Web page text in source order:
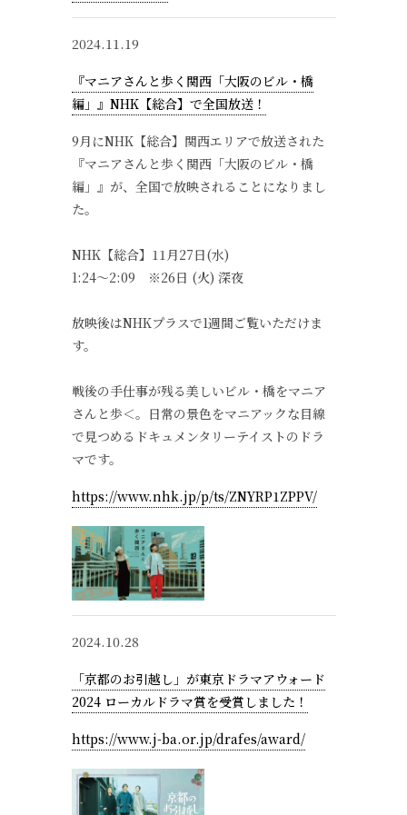
2024.11.19
『マニアさんと歩く関西「大阪のビル・橋
編」』NHK【総合】で全国放送！
9月にNHK【総合】関西エリアで放送された
『マニアさんと歩く関西「大阪のビル・橋
編」』が、全国で放映されることになりまし
た。
NHK【総合】11月27日(水)
1:24〜2:09 ※26日 (火) 深夜
放映後はNHKプラスで1週間ご覧いただけま
す。
戦後の手仕事が残る美しいビル・橋をマニア
さんと歩＜。日常の景色をマニアックな目線
で見つめるドキュメンタリーテイストのドラ
マです。
https://www.nhk.jp/p/ts/ZNYRP1ZPPV/
2024.10.28
「京都のお引越し」が東京ドラマアウォード
2024 ローカルドラマ賞を受賞しました！
https://www.j-ba.or.jp/drafes/award/